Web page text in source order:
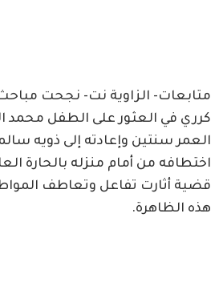
متابعات- الزاوية نت- نجحت مباحث
كرري في العثور على الطفل محمد
العمر سنتين وإعادته إلى ذويه
اختطافه من أمام منزله بالحارة
قضية أثارت تفاعل وتعاطف
هذه الظاهرة.